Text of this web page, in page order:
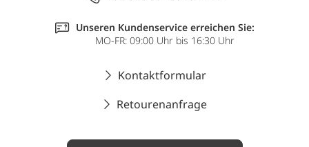
Unseren Kundenservice erreichen Sie:
MO-FR: 09:00 Uhr bis 16:30 Uhr
Kontaktformular
Retourenanfrage